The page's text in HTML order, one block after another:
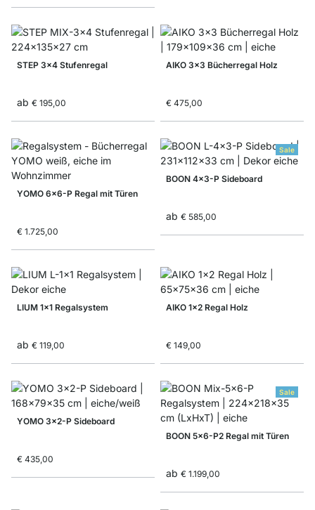
STEP 3x4 Stufenregal
ab € 195,00
AIKO 3x3 Bücherregal Holz
€ 475,00
YOMO 6x6-P Regal mit Türen
€ 1.725,00
Sale
BOON 4x3-P Sideboard
ab € 585,00
LIUM 1x1 Regalsystem
ab € 119,00
AIKO 1x2 Regal Holz
€ 149,00
YOMO 3x2-P Sideboard
€ 435,00
Sale
BOON 5x6-P2 Regal mit Türen
ab € 1.199,00